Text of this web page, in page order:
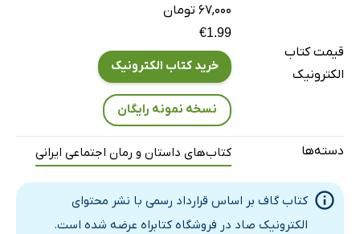
قیمت کتاب
الکترونیک
۶۷,۰۰۰ تومان
€1.99
خرید کتاب الکترونیک
نسخه نمونه رایگان
دسته‌ها کتاب‌های داستان و رمان اجتماعی ایرانی
کتاب گاف بر اساس قرارداد رسمی با نشر محتوای
الکترونیک صاد در فروشگاه کتابراه عرضه شده است.